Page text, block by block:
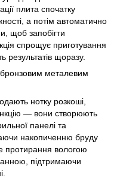
плита спочатку
а потім автоматично
щоб запобігти
спрощує приготування
результатів щоразу.
металевим
нотку розкоші,
— вони створюють
панелі та
накопиченню бруду
протирання вологою
підтримаючи